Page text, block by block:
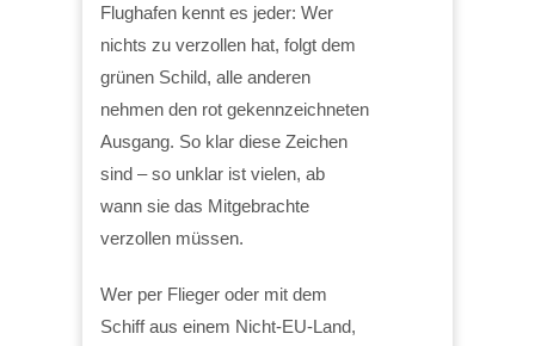
Flughafen kennt es jeder: Wer
nichts zu verzollen hat, folgt dem
grünen Schild, alle anderen
nehmen den rot gekennzeichneten
Ausgang. So klar diese Zeichen
sind – so unklar ist vielen, ab
wann sie das Mitgebrachte
verzollen müssen.
Wer per Flieger oder mit dem
Schiff aus einem Nicht-EU-Land,